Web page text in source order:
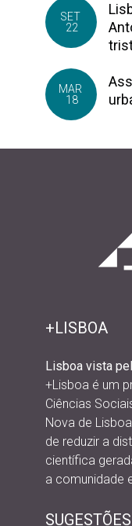
SET
22
MAR
18
+LISBOA
Lisboa vista
+Lisboa é um
Ciências
Nova de
de reduzir a
científica
a comunidade
SUGESTÕES